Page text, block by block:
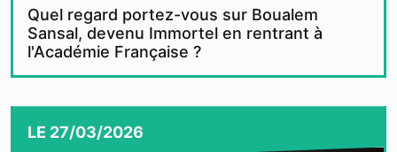
Quel regard portez-vous sur Boualem
Sansal, devenu Immortel en rentrant à
l'Académie Française ?
LE 27/03/2026